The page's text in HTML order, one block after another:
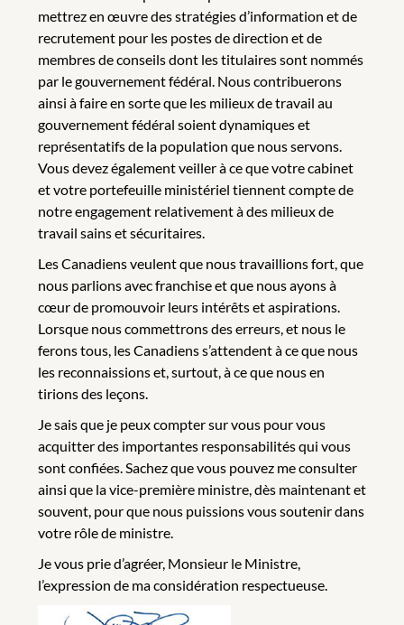
mettrez en œuvre des stratégies d’information et de
recrutement pour les postes de direction et de
membres de conseils dont les titulaires sont nommés
par le gouvernement fédéral. Nous contribuerons
ainsi à faire en sorte que les milieux de travail au
gouvernement fédéral soient dynamiques et
représentatifs de la population que nous servons.
Vous devez également veiller à ce que votre cabinet
et votre portefeuille ministériel tiennent compte de
notre engagement relativement à des milieux de
travail sains et sécuritaires.
Les Canadiens veulent que nous travaillions fort, que
nous parlions avec franchise et que nous ayons à
cœur de promouvoir leurs intérêts et aspirations.
Lorsque nous commettrons des erreurs, et nous le
ferons tous, les Canadiens s’attendent à ce que nous
les reconnaissions et, surtout, à ce que nous en
tirions des leçons.
Je sais que je peux compter sur vous pour vous
acquitter des importantes responsabilités qui vous
sont confiées. Sachez que vous pouvez me consulter
ainsi que la vice-première ministre, dès maintenant et
souvent, pour que nous puissions vous soutenir dans
votre rôle de ministre.
Je vous prie d’agréer, Monsieur le Ministre,
l’expression de ma considération respectueuse.